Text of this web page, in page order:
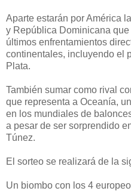
Aparte estarán por América
y República Dominicana
últimos enfrentamientos
continentales, incluyendo el
Plata.
También sumar como rival
que representa a Oceanía,
en los mundiales de
a pesar de ser sorprendido
Túnez.
El sorteo se realizará de la
Un biombo con los 4